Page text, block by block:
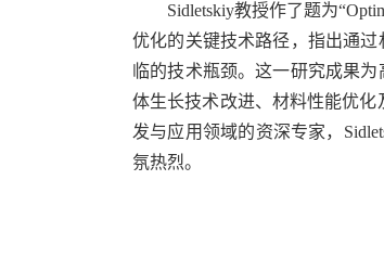
Sidletskiy教授作了题为“
优化的关键技术路径，指出通过
临的技术瓶颈。这一研究成果
体生长技术改进、材料性能优
发与应用领域的资深专家，
氛热烈。